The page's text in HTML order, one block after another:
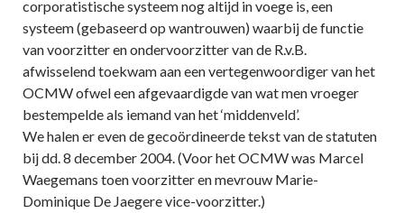
corporatistische systeem nog altijd in voege is, een
systeem (gebaseerd op wantrouwen) waarbij de functie
van voorzitter en ondervoorzitter van de R.v.B.
afwisselend toekwam aan een vertegenwoordiger van het
OCMW ofwel een afgevaardigde van wat men vroeger
bestempelde als iemand van het ‘middenveld’.
We halen er even de gecoördineerde tekst van de statuten
bij dd. 8 december 2004. (Voor het OCMW was Marcel
Waegemans toen voorzitter en mevrouw Marie-
Dominique De Jaegere vice-voorzitter.)